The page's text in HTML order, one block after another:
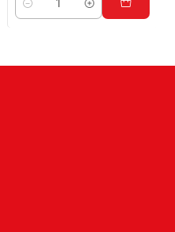
Cantidad